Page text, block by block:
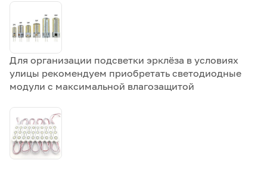
Для организации подсветки эрклёза в условиях
улицы рекомендуем приобретать светодиодные
модули с максимальной влагозащитой